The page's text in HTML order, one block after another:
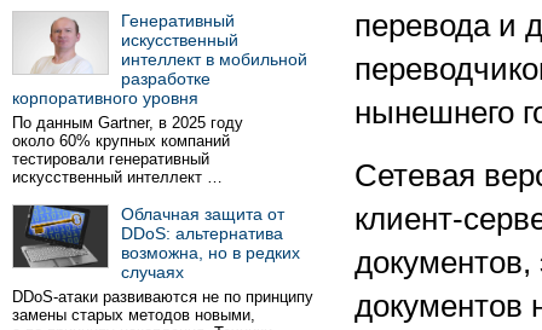
Генеративный
искусственный
интеллект в мобильной
разработке
корпоративного уровня
По данным Gartner, в 2025 году
около 60% крупных компаний
тестировали генеративный
искусственный интеллект …
Облачная защита от
DDoS: альтернатива
возможна, но в редких
случаях
DDoS-атаки развиваются не по принципу
замены старых методов новыми,
перевода и
нынешнего
Сетевая
клиент-
документов